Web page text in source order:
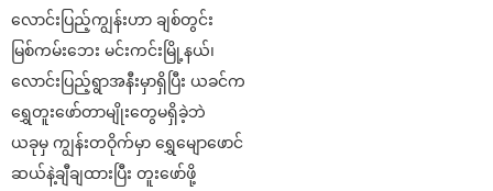
လောင်းပြည့်ကျွန်းဟာ ချစ်တွင်း
မြစ်ကမ်းဘေး မင်းကင်းမြို့နယ်၊
လောင်းပြည့်ရွာအနီးမှာရှိပြီး ယခင်က
ရွှေတူးဖော်တာမျိုးတွေမရှိခဲ့ဘဲ
ယခုမှ ကျွန်းတဝိုက်မှာ ရွှေမျောဖောင်
ဆယ်နဲ့ချီချထားပြီး တူးဖော်ဖို့